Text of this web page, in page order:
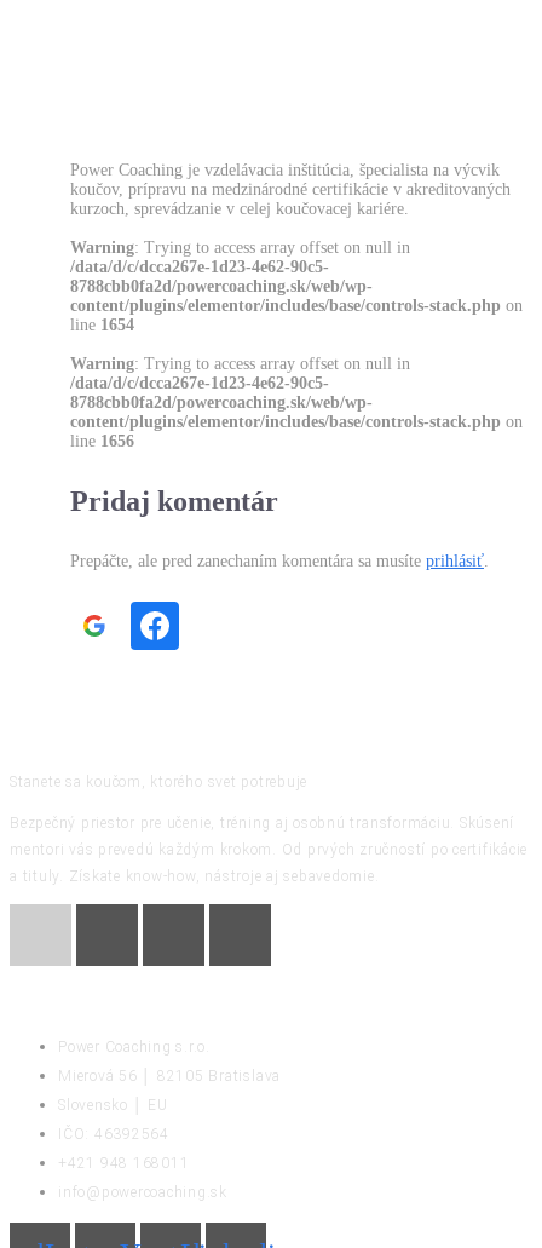
Power Coaching je vzdelávacia inštitúcia, špecialista na výcvik
koučov, prípravu na medzinárodné certifikácie v akreditovaných
kurzoch, sprevádzanie v celej koučovacej kariére.
Warning: Trying to access array offset on null in
/data/d/c/dcca267e-1d23-4e62-90c5-
8788cbb0fa2d/powercoaching.sk/web/wp-
content/plugins/elementor/includes/base/controls-stack.php on
line 1654
Warning: Trying to access array offset on null in
/data/d/c/dcca267e-1d23-4e62-90c5-
8788cbb0fa2d/powercoaching.sk/web/wp-
content/plugins/elementor/includes/base/controls-stack.php on
line 1656
Pridaj komentár
Prepáčte, ale pred zanechaním komentára sa musíte prihlásiť
Stanete sa koučom, ktorého svet potrebuje
Bezpečný priestor pre učenie, tréning aj osobnú transformáciu. Skúsení
mentori vás prevedú každým krokom. Od prvých zručností po certifikácie
a tituly. Získate know-how, nástroje aj sebavedomie.
Power Coaching s.r.o.
Mierová 56 │ 82105 Bratislava
Slovensko │ EU
IČO: 46392564
+421 948 168011
info@powercoaching.sk